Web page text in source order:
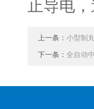
止导电
上一条： 小型制
下一条： 全自动